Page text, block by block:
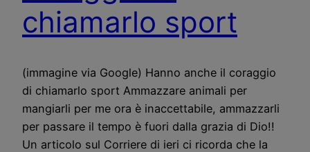
chiamarlo sport
(immagine via Google) Hanno anche il coraggio
di chiamarlo sport Ammazzare animali per
mangiarli per me ora è inaccettabile, ammazzarli
per passare il tempo è fuori dalla grazia di Dio!!
Un articolo sul Corriere di ieri ci ricorda che la